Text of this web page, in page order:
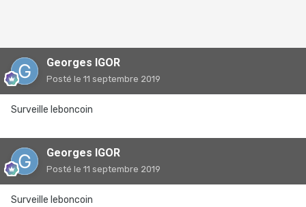
Georges IGOR
Posté le 11 septembre 2019
Surveille leboncoin
Georges IGOR
Posté le 11 septembre 2019
Surveille leboncoin